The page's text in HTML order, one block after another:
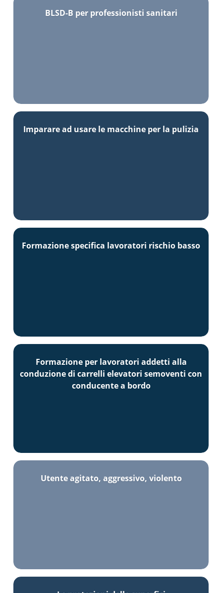
BLSD-B per professionisti sanitari
Imparare ad usare le macchine per la pulizia
Formazione specifica lavoratori rischio basso
Formazione per lavoratori addetti alla
conduzione di carrelli elevatori semoventi con
conducente a bordo
Utente agitato, aggressivo, violento